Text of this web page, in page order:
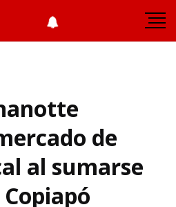
de
al sumarse